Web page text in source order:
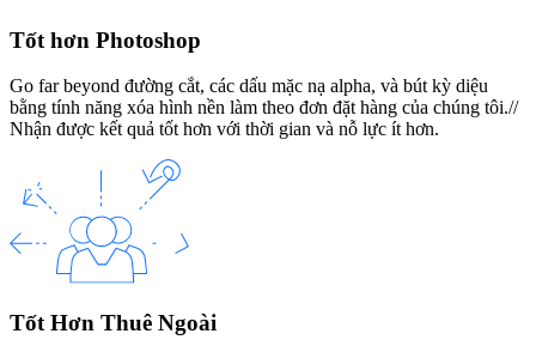
Tốt hơn Photoshop
Go far beyond đường cắt, các dấu mặc nạ alpha, và bút kỳ diệu
bằng tính năng xóa hình nền làm theo đơn đặt hàng của chúng tôi.//
Nhận được kết quả tốt hơn với thời gian và nỗ lực ít hơn.
Tốt Hơn Thuê Ngoài